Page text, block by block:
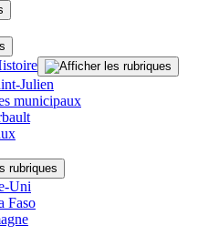
Julien
municipaux
Uni
Faso